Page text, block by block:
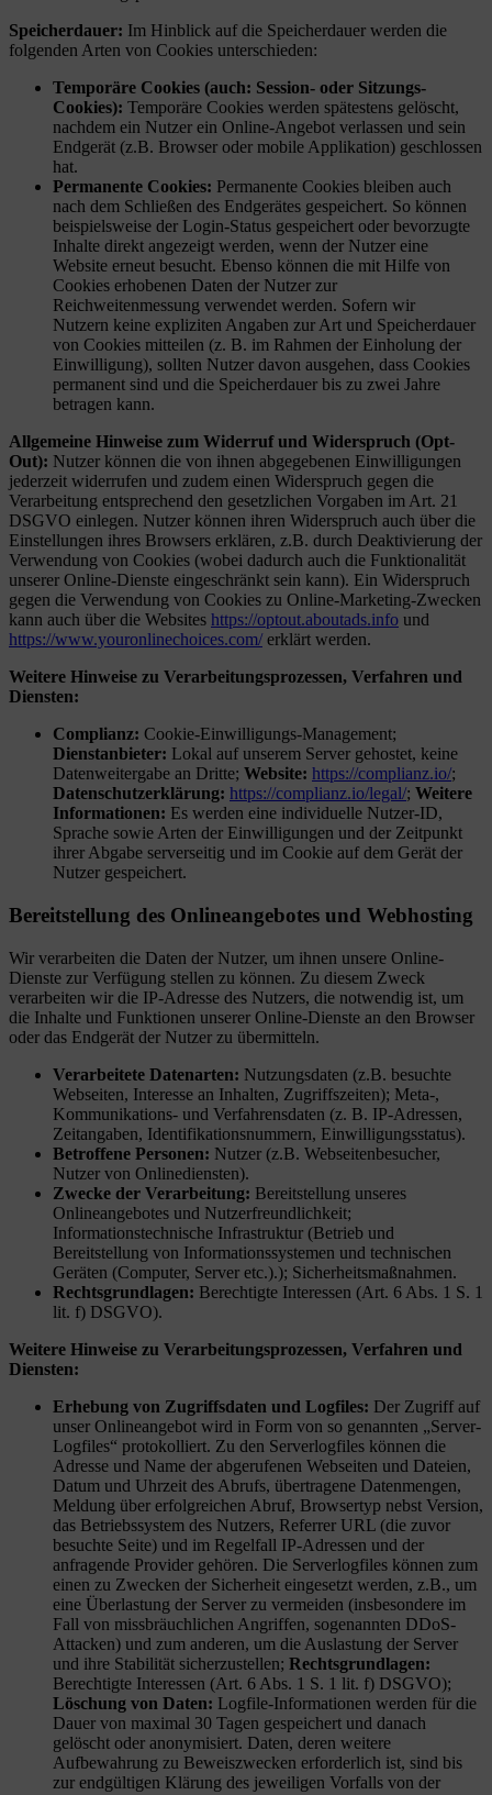
Speicherdauer: Im Hinblick auf die Speicherdauer werden die
folgenden Arten von Cookies unterschieden:
Temporäre Cookies (auch: Session- oder Sitzungs-
Cookies): Temporäre Cookies werden spätestens gelöscht,
nachdem ein Nutzer ein Online-Angebot verlassen und sein
Endgerät (z.B. Browser oder mobile Applikation) geschlossen
hat.
Permanente Cookies: Permanente Cookies bleiben auch
nach dem Schließen des Endgerätes gespeichert. So können
beispielsweise der Login-Status gespeichert oder bevorzugte
Inhalte direkt angezeigt werden, wenn der Nutzer eine
Website erneut besucht. Ebenso können die mit Hilfe von
Cookies erhobenen Daten der Nutzer zur
Reichweitenmessung verwendet werden. Sofern wir
Nutzern keine expliziten Angaben zur Art und Speicherdauer
von Cookies mitteilen (z. B. im Rahmen der Einholung der
Einwilligung), sollten Nutzer davon ausgehen, dass Cookies
permanent sind und die Speicherdauer bis zu zwei Jahre
betragen kann.
Allgemeine Hinweise zum Widerruf und Widerspruch (Opt-
Out): Nutzer können die von ihnen abgegebenen Einwilligungen
jederzeit widerrufen und zudem einen Widerspruch gegen die
Verarbeitung entsprechend den gesetzlichen Vorgaben im Art. 21
DSGVO einlegen. Nutzer können ihren Widerspruch auch über die
Einstellungen ihres Browsers erklären, z.B. durch Deaktivierung der
Verwendung von Cookies (wobei dadurch auch die Funktionalität
unserer Online-Dienste eingeschränkt sein kann). Ein Widerspruch
gegen die Verwendung von Cookies zu Online-Marketing-Zwecken
kann auch über die Websites https://optout.aboutads.info und
https://www.youronlinechoices.com/ erklärt werden.
Weitere Hinweise zu Verarbeitungsprozessen, Verfahren und
Diensten:
Complianz: Cookie-Einwilligungs-Management;
Dienstanbieter: Lokal auf unserem Server gehostet, keine
Datenweitergabe an Dritte; Website: https://complianz.io/;
Datenschutzerklärung: https://complianz.io/legal/; Weitere
Informationen: Es werden eine individuelle Nutzer-ID,
Sprache sowie Arten der Einwilligungen und der Zeitpunkt
ihrer Abgabe serverseitig und im Cookie auf dem Gerät der
Nutzer gespeichert.
Bereitstellung des Onlineangebotes und Webhosting
Wir verarbeiten die Daten der Nutzer, um ihnen unsere Online-
Dienste zur Verfügung stellen zu können. Zu diesem Zweck
verarbeiten wir die IP-Adresse des Nutzers, die notwendig ist, um
die Inhalte und Funktionen unserer Online-Dienste an den Browser
oder das Endgerät der Nutzer zu übermitteln.
Verarbeitete Datenarten: Nutzungsdaten (z.B. besuchte
Webseiten, Interesse an Inhalten, Zugriffszeiten); Meta-,
Kommunikations- und Verfahrensdaten (z. B. IP-Adressen,
Zeitangaben, Identifikationsnummern, Einwilligungsstatus).
Betroffene Personen: Nutzer (z.B. Webseitenbesucher,
Nutzer von Onlinediensten).
Zwecke der Verarbeitung: Bereitstellung unseres
Onlineangebotes und Nutzerfreundlichkeit;
Informationstechnische Infrastruktur (Betrieb und
Bereitstellung von Informationssystemen und technischen
Geräten (Computer, Server etc.).); Sicherheitsmaßnahmen.
Rechtsgrundlagen: Berechtigte Interessen (Art. 6 Abs. 1 S. 1
lit. f) DSGVO).
Weitere Hinweise zu Verarbeitungsprozessen, Verfahren und
Diensten:
Erhebung von Zugriffsdaten und Logfiles: Der Zugriff auf
unser Onlineangebot wird in Form von so genannten „Server-
Logfiles“ protokolliert. Zu den Serverlogfiles können die
Adresse und Name der abgerufenen Webseiten und Dateien,
Datum und Uhrzeit des Abrufs, übertragene Datenmengen,
Meldung über erfolgreichen Abruf, Browsertyp nebst Version,
das Betriebssystem des Nutzers, Referrer URL (die zuvor
besuchte Seite) und im Regelfall IP-Adressen und der
anfragende Provider gehören. Die Serverlogfiles können zum
einen zu Zwecken der Sicherheit eingesetzt werden, z.B., um
eine Überlastung der Server zu vermeiden (insbesondere im
Fall von missbräuchlichen Angriffen, sogenannten DDoS-
Attacken) und zum anderen, um die Auslastung der Server
und ihre Stabilität sicherzustellen; Rechtsgrundlagen:
Berechtigte Interessen (Art. 6 Abs. 1 S. 1 lit. f) DSGVO);
Löschung von Daten: Logfile-Informationen werden für die
Dauer von maximal 30 Tagen gespeichert und danach
gelöscht oder anonymisiert. Daten, deren weitere
Aufbewahrung zu Beweiszwecken erforderlich ist, sind bis
zur endgültigen Klärung des jeweiligen Vorfalls von der